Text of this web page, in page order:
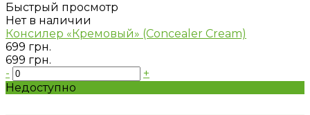
Быстрый просмотр
Нет в наличии
Консилер «Кремовый» (Concealer Cream)
699 грн.
699 грн.
-
+
Недоступно